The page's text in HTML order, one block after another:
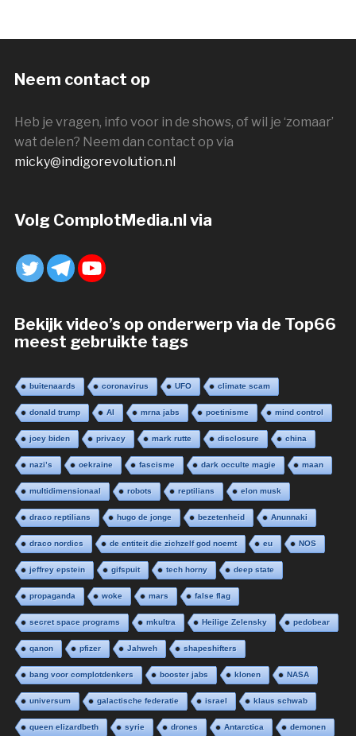
Neem contact op
Heb je vragen, info voor in de shows, of wil je ‘zomaar’
wat delen? Neem dan contact op via
micky@indigorevolution.nl
Volg ComplotMedia.nl via
Bekijk video’s op onderwerp via de Top66
meest gebruikte tags
buitenaards coronavirus UFO climate scam
donald trump AI mrna jabs poetinisme mind control
joey biden privacy mark rutte disclosure china
nazi’s oekraine fascisme dark occulte magie maan
multidimensionaal robots reptilians elon musk
draco reptilians hugo de jonge bezetenheid Anunnaki
draco nordics de entiteit die zichzelf god noemt eu NOS
jeffrey epstein gifspuit tech horny deep state
propaganda woke mars false flag
secret space programs mkultra Heilige Zelensky pedobear
qanon pfizer Jahweh shapeshifters
bang voor complotdenkers booster jabs klonen NASA
universum galactische federatie israel klaus schwab
queen elizardbeth syrie drones Antarctica demonen